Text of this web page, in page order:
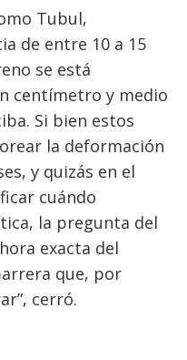
Tubul,
de entre 10 a 15
se está
centímetro y medio
Si bien estos
la deformación
y quizás en el
cuándo
la pregunta del
exacta del
que, por
cerró.